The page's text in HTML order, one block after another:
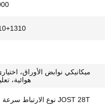
ميكانيكي نوابض الأوراق،
هوائية،
JOST 28T نوع الارتباط سرعة مزدوجة